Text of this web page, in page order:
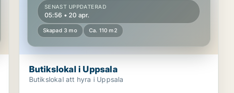
SENAST UPPDATERAD
05:56 • 20 apr.
Skapad 3 mo Ca. 110 m2
Butikslokal i Uppsala
Butikslokal att hyra i Uppsala